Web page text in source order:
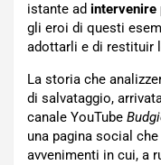
istante ad intervenire
gli eroi di questi
adottarli e di restituir
La storia che
di salvataggio,
canale YouTube
una pagina social
avvenimenti in cui, a